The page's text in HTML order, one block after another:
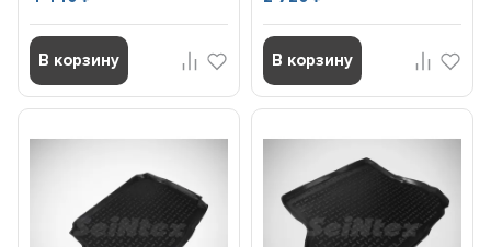
В корзину В корзину